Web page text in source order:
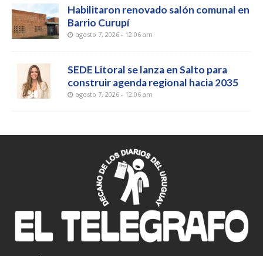
Habilitaron renovado salón comunal en
Barrio Curupí
agosto 7, 2026 - 12:06 am
SEDE Litoral se lanza en Salto para
construir agenda regional hacia 2035
agosto 7, 2026 - 12:06 am